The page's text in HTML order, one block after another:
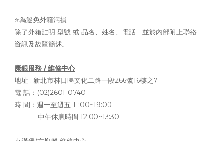
⭐為避免外箱污損
除了外箱註明 型號 或 品名、姓名、電話，並於內部附上聯絡
資訊及故障簡述。
康銀服務 / 維修中心
地址 : 新北市林口區文化二路一段266號16樓之7
電 話：(02)2601-0740
時 間：週一至週五 11:00~19:00
中午休息時間 12:00~13:30